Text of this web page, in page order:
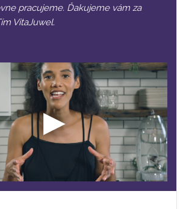
pracujeme. Ďakujeme vám za
VitaJuwel.